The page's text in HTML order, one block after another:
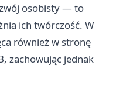
osobisty — to
ich twórczość. W
również w stronę
zachowując jednak